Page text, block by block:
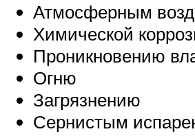
Атмосферным
Химической
Проникновению
Огню
Загрязнению
Сернистым